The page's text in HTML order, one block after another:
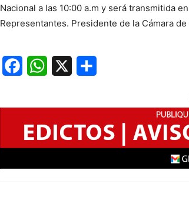
Nacional a las 10:00 a.m y será transmitida
Representantes. Presidente de la Cámara
FacebookWhatsApp